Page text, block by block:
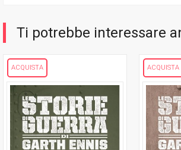
Ti potrebbe interessare
ACQUISTA ACQUISTA